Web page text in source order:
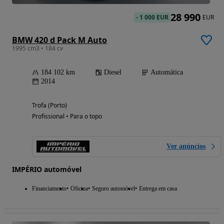
BMW 420 d Pack M Auto
1995 cm3 • 184 cv
184 102 km Diesel
Automática
2014
Trofa (Porto)
Profissional • Para o topo
Ver anúncios
IMPÉRIO automóvel
Financiamento Oficina Seguro automóvel Entrega em casa
- 1 000 EUR 28 990 EUR